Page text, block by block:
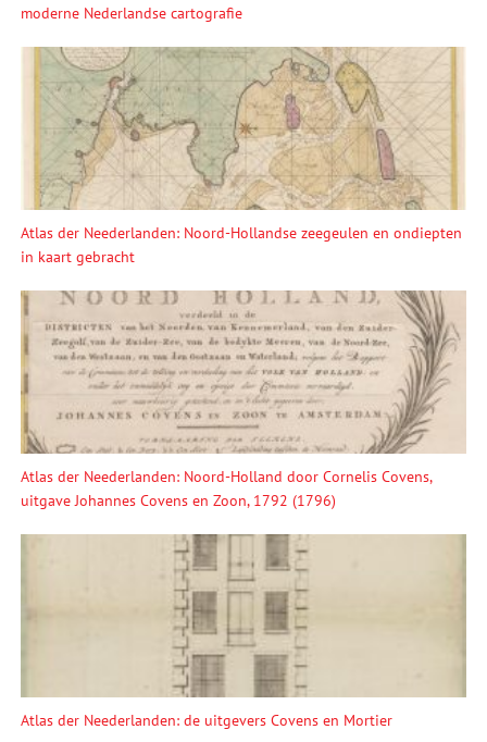
moderne Nederlandse cartografie
Atlas der Neederlanden: Noord-Hollandse zeegeulen en ondiepten
in kaart gebracht
Atlas der Neederlanden: Noord-Holland door Cornelis Covens,
uitgave Johannes Covens en Zoon, 1792 (1796)
Atlas der Neederlanden: de uitgevers Covens en Mortier